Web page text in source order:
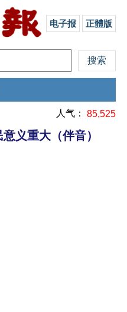
电子报 正體版
人气： 85,525
义重大（伴音）